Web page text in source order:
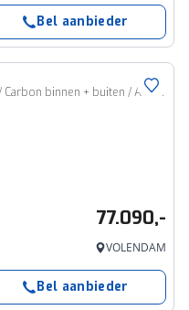
Bel aanbieder
5.2 V10 FSI Orig. NL / Historie bekend / Carbon binnen + buiten / Alcantara hemel / Volledig Leer / LED / Achteruitrijcamera
77.090,-
VOLENDAM
Bel aanbieder